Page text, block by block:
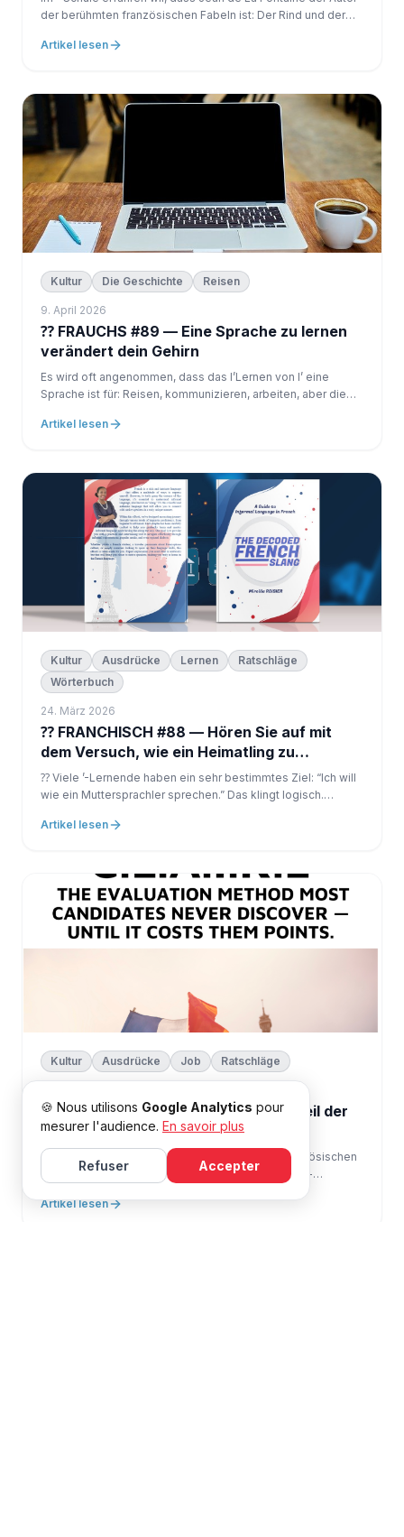
der berühmten französischen Fabeln ist: Der Rind und der
Schildkröte Aber was der ’on selten erklärt, ist, dass: 👉
Artikel lesen
Kultur Die Geschichte Reisen
9. April 2026
⁇ FRAUCHS #89 — Eine Sprache zu lernen
verändert dein Gehirn
Es wird oft angenommen, dass das l’Lernen von l’ eine
Sprache ist für: Reisen, kommunizieren, arbeiten, aber die
Artikel lesen
Kultur Ausdrücke Lernen
Ratschläge
Wörterbuch
24. März 2026
⁇ FRANCHISCH #88 — Hören Sie auf mit
dem Versuch, wie ein Heimatling zu
sprechen
⁇ Viele ’-Lernende haben ein sehr bestimmtes Ziel: “Ich will
wie ein Muttersprachler sprechen.” Das klingt logisch.
diese Obsession kann zu einem Falle werden.
Artikel lesen
Kultur Ausdrücke Job Ratschläge
⁇ FRENCHS #87 — Sichtbarkeit ist Teil der
Flüssigkeit
⁇ Man glaubt oft, dass das Problem mit dem Französischen
Sprache sprachlich ist. Es ist oft positional. Viele d’-
Artikel lesen
🍪 Nous utilisons Google Analytics pour
mesurer l'audience. En savoir plus
Refuser Accepter